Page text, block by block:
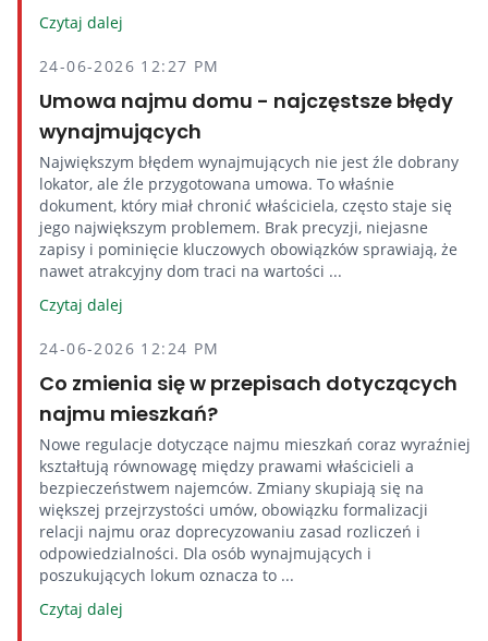
Czytaj dalej
24-06-2026 12:27 PM
Umowa najmu domu - najczęstsze błędy
wynajmujących
Największym błędem wynajmujących nie jest źle dobrany
lokator, ale źle przygotowana umowa. To właśnie
dokument, który miał chronić właściciela, często staje się
jego największym problemem. Brak precyzji, niejasne
zapisy i pominięcie kluczowych obowiązków sprawiają, że
nawet atrakcyjny dom traci na wartości ...
Czytaj dalej
24-06-2026 12:24 PM
Co zmienia się w przepisach dotyczących
najmu mieszkań?
Nowe regulacje dotyczące najmu mieszkań coraz wyraźniej
kształtują równowagę między prawami właścicieli a
bezpieczeństwem najemców. Zmiany skupiają się na
większej przejrzystości umów, obowiązku formalizacji
relacji najmu oraz doprecyzowaniu zasad rozliczeń i
odpowiedzialności. Dla osób wynajmujących i
poszukujących lokum oznacza to ...
Czytaj dalej